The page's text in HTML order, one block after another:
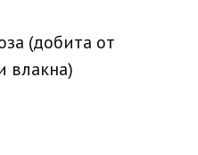
(добита от
влакна)